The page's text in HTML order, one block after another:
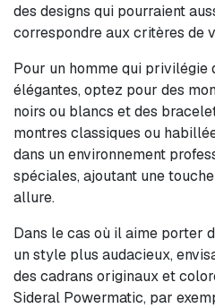
des designs qui pourraient
correspondre aux critères de
Pour un homme qui privilégie
élégantes, optez pour des
noirs ou blancs et des
montres classiques ou
dans un environnement
spéciales, ajoutant une
allure.
Dans le cas où il aime porter
un style plus audacieux,
des cadrans originaux et
Sideral Powermatic, par